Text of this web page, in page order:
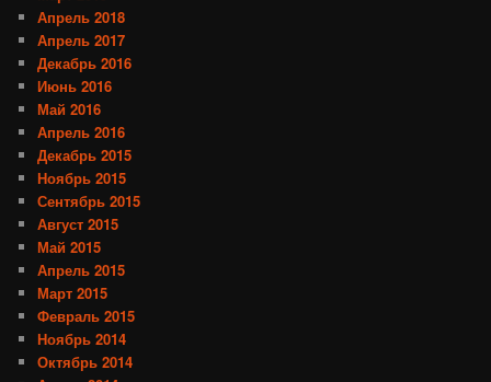
Апрель 2018
Апрель 2017
Декабрь 2016
Июнь 2016
Май 2016
Апрель 2016
Декабрь 2015
Ноябрь 2015
Сентябрь 2015
Август 2015
Май 2015
Апрель 2015
Март 2015
Февраль 2015
Ноябрь 2014
Октябрь 2014